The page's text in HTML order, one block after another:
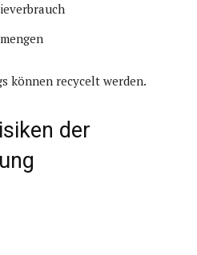
können recycelt werden.
der